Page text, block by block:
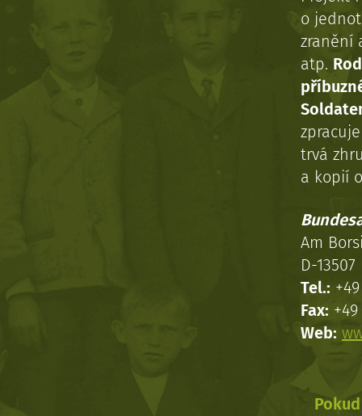
o
zranění
atp.
trvá
a kopií
Am
D-
Tel.:
Fax:
Web: